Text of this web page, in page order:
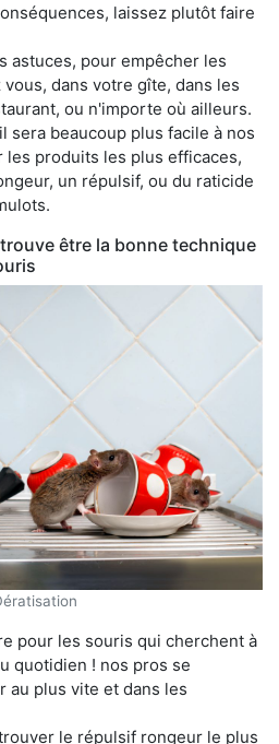
laissez plutôt faire
astuces, pour empêcher les
dans votre gîte, dans les
ou n'importe où ailleurs.
sera beaucoup plus facile à nos
produits les plus efficaces,
un répulsif, ou du raticide
être la bonne technique
pour les souris qui cherchent à
quotidien ! nos pros se
au plus vite et dans les
le répulsif rongeur le plus